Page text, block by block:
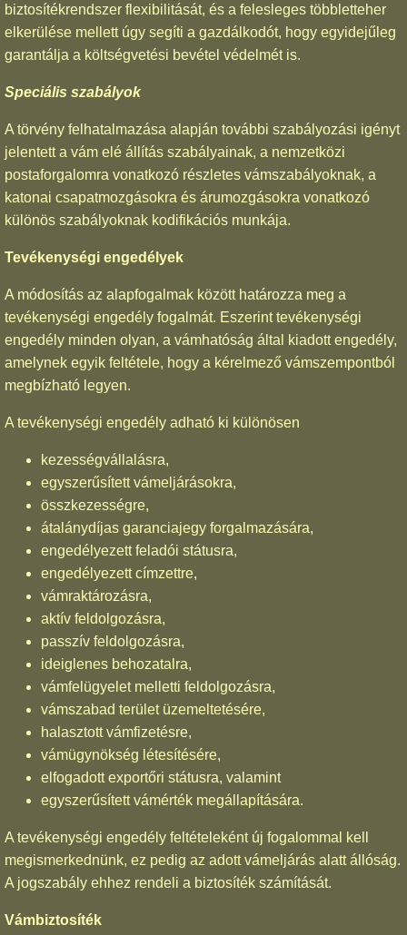
biztosítékrendszer flexibilitását, és a felesleges többletteher
elkerülése mellett úgy segíti a gazdálkodót, hogy egyidejűleg
garantálja a költségvetési bevétel védelmét is.
Speciális szabályok
A törvény felhatalmazása alapján további szabályozási igényt
jelentett a vám elé állítás szabályainak, a nemzetközi
postaforgalomra vonatkozó részletes vámszabályoknak, a
katonai csapatmozgásokra és árumozgásokra vonatkozó
különös szabályoknak kodifikációs munkája.
Tevékenységi engedélyek
A módosítás az alapfogalmak között határozza meg a
tevékenységi engedély fogalmát. Eszerint tevékenységi
engedély minden olyan, a vámhatóság által kiadott engedély,
amelynek egyik feltétele, hogy a kérelmező vámszempontból
megbízható legyen.
A tevékenységi engedély adható ki különösen
kezességvállalásra,
egyszerűsített vámeljárásokra,
összkezességre,
átalánydíjas garanciajegy forgalmazására,
engedélyezett feladói státusra,
engedélyezett címzettre,
vámraktározásra,
aktív feldolgozásra,
passzív feldolgozásra,
ideiglenes behozatalra,
vámfelügyelet melletti feldolgozásra,
vámszabad terület üzemeltetésére,
halasztott vámfizetésre,
vámügynökség létesítésére,
elfogadott exportőri státusra, valamint
egyszerűsített vámérték megállapítására.
A tevékenységi engedély feltételeként új fogalommal kell
megismerkednünk, ez pedig az adott vámeljárás alatt állóság.
A jogszabály ehhez rendeli a biztosíték számítását.
Vámbiztosíték